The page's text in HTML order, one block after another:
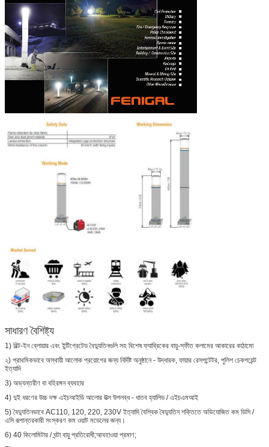
সাধারণ বৈশিষ্ট্য
1) বিল্ট-ইন ব্লোয়ার এবং ইন্টিগ্রেটেড বৈদ্যুতিনগুলি সহ বিশেষ ফ্যাব্রিকের বায়ু-স্ফীত কলামের আকারের কাঠামো
২) প্রাথমিকভাবে অস্থায়ী আলোক প্রয়োগের জন্য নির্দিষ্ট অনুষ্ঠানে - উদ্ধারক, ফায়ার রেসপন্টেটর, পুলিশ চেকপয়েন্ট
ইত্যাদি
3) অভ্যন্তরীণ বা বহিরঙ্গন ব্যবহার
4) দুই ধরণের উচ্চ দক্ষ এইচআইডি আলোর উত্স উপলব্ধ - ধাতব হ্যালিড / এইচএমআই
5) বৈদ্যুতিনভাবে AC110, 120, 220, 230V ইত্যাদি বৈশ্বিক বৈদ্যুতিন শক্তিতে অভিযোজিত কম ডিসি /
এসি রূপান্তরকারী সংস্করণ কম ওয়াট মডেলের জন্য।
6) 40 কিলোমিটার / ঘন্টা বায়ু প্রতিরোধী;আবহাওয়া প্রমাণ;